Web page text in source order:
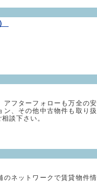
アフターフォローも万全の安
、その他中古物件も取り扱
談下さい。
のネットワークで賃貸物件情